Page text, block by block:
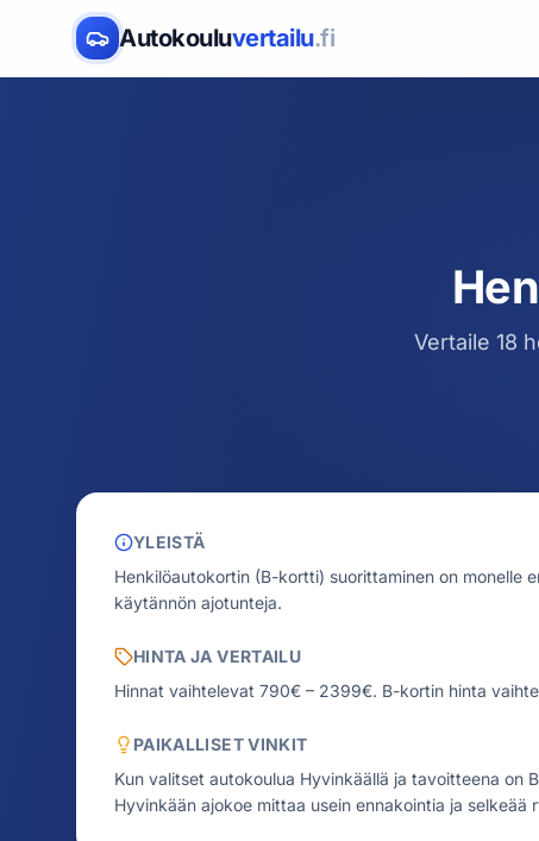
Autokouluvertailu.fi
Vertaile 18
YLEISTÄ
Henkilöautokortin (B-kortti) suorittaminen on monelle
käytännön ajotunteja.
HINTA JA VERTAILU
Hinnat vaihtelevat 790€ – 2399€. B-kortin hinta
PAIKALLISET VINKIT
Kun valitset autokoulua Hyvinkäällä ja tavoitteena on
Hyvinkään ajokoe mittaa usein ennakointia ja